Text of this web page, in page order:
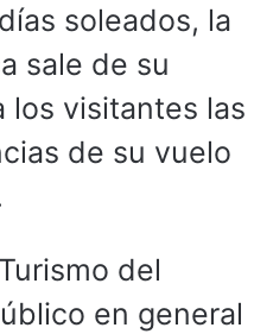
soleados, la
sale de su
los visitantes las
de su vuelo
del
en general